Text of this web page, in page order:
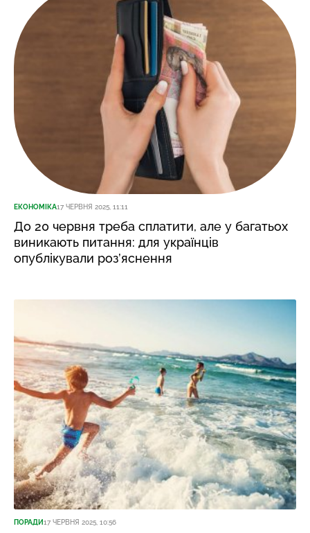
ЕКОНОМІКА17 ЧЕРВНЯ 2025, 11:11
До 20 червня треба сплатити, але у багатьох
виникають питання: для українців
опублікували роз’яснення
ПОРАДИ17 ЧЕРВНЯ 2025, 10:56